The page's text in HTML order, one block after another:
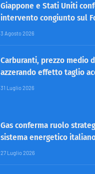
Giappone e Stati Uniti
intervento congiunto sul
3 Agosto 2026
Carburanti, prezzo medio
azzerando effetto taglio
31 Luglio 2026
Gas conferma ruolo
sistema energetico
27 Luglio 2026